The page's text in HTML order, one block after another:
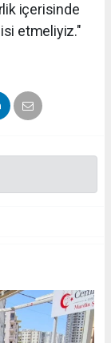
içerisinde
etmeliyiz."